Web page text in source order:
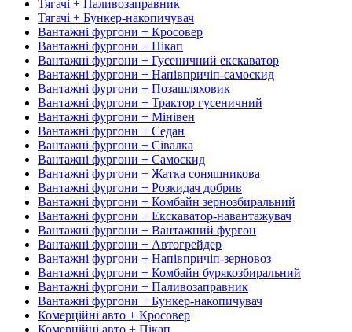
Тягачі + Паливозаправник
Тягачі + Бункер-накопичувач
Вантажні фургони + Кросовер
Вантажні фургони + Пікап
Вантажні фургони + Гусеничний екскаватор
Вантажні фургони + Напівпричіп-самоскид
Вантажні фургони + Позашляховик
Вантажні фургони + Трактор гусеничний
Вантажні фургони + Мінівен
Вантажні фургони + Седан
Вантажні фургони + Сівалка
Вантажні фургони + Самоскид
Вантажні фургони + Жатка соняшникова
Вантажні фургони + Розкидач добрив
Вантажні фургони + Комбайн зернозбиральний
Вантажні фургони + Екскаватор-навантажувач
Вантажні фургони + Вантажний фургон
Вантажні фургони + Автогрейдер
Вантажні фургони + Напівпричіп-зерновоз
Вантажні фургони + Комбайн бурякозбиральний
Вантажні фургони + Паливозаправник
Вантажні фургони + Бункер-накопичувач
Комерційні авто + Кросовер
Комерційні авто + Пікап